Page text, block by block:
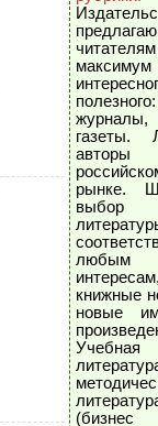
читателям
максимум
полезного:
журналы,
газеты.
рынке.
выбор
любым
книжные
новые
Учебная
(бизнес